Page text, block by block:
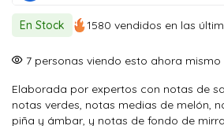
original
era:
$ 150.000.
actual
es:
$ 134.900.
En Stock 1580 vendidos en las
7 personas viendo esto ahora mismo
Elaborada por expertos con notas de
notas verdes, notas medias de melón,
piña y ámbar, y notas de fondo de